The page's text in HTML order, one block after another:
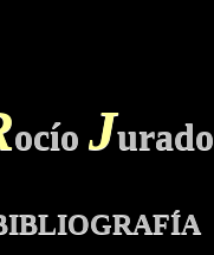
ocío Jurado